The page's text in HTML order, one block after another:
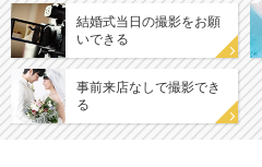
結婚式当日の撮影をお願
いできる
事前来店なしで撮影でき
る